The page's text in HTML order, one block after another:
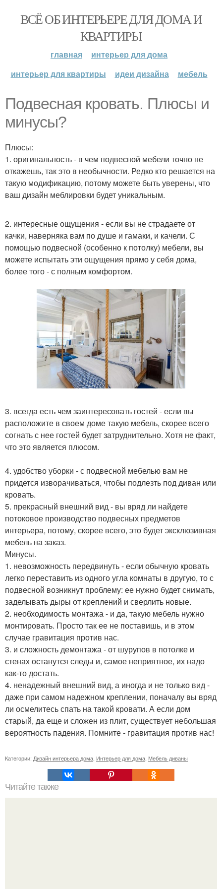
ВСЁ ОБ ИНТЕРЬЕРЕ ДЛЯ ДОМА И
КВАРТИРЫ
главная
интерьер для дома
интерьер для квартиры
идеи дизайна мебель
Подвесная кровать. Плюсы и
минусы?
Плюсы:
1. оригинальность - в чем подвесной мебели точно не
откажешь, так это в необычности. Редко кто решается на
такую модификацию, потому можете быть уверены, что
ваш дизайн меблировки будет уникальным.
2. интересные ощущения - если вы не страдаете от
качки, наверняка вам по душе и гамаки, и качели. С
помощью подвесной (особенно к потолку) мебели, вы
можете испытать эти ощущения прямо у себя дома,
более того - с полным комфортом.
3. всегда есть чем заинтересовать гостей - если вы
расположите в своем доме такую мебель, скорее всего
согнать с нее гостей будет затруднительно. Хотя не факт,
что это является плюсом.
4. удобство уборки - с подвесной мебелью вам не
придется изворачиваться, чтобы подлезть под диван или
кровать.
5. прекрасный внешний вид - вы вряд ли найдете
потоковое производство подвесных предметов
интерьера, потому, скорее всего, это будет эксклюзивная
мебель на заказ.
Минусы.
1. невозможность передвинуть - если обычную кровать
легко переставить из одного угла комнаты в другую, то с
подвесной возникнут проблему: ее нужно будет снимать,
заделывать дыры от креплений и сверлить новые.
2. необходимость монтажа - и да, такую мебель нужно
монтировать. Просто так ее не поставишь, и в этом
случае гравитация против нас.
3. и сложность демонтажа - от шурупов в потолке и
стенах останутся следы и, самое неприятное, их надо
как-то достать.
4. ненадежный внешний вид, а иногда и не только вид -
даже при самом надежном креплении, поначалу вы вряд
ли осмелитесь спать на такой кровати. А если дом
старый, да еще и сложен из плит, существует небольшая
вероятность падения. Помните - гравитация против нас!
Категории: Дизайн интерьера дома, Интерьер для дома, Мебель диваны
Читайте также